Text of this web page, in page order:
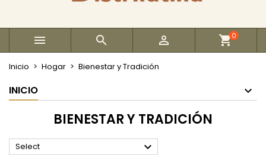
   0
Inicio Hogar Bienestar y Tradición
INICIO
BIENESTAR Y TRADICIÓN
Select 
Cancelar Iniciar sesión